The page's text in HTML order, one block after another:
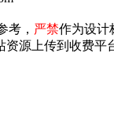
考， 严禁作为设计
源上传到收费平